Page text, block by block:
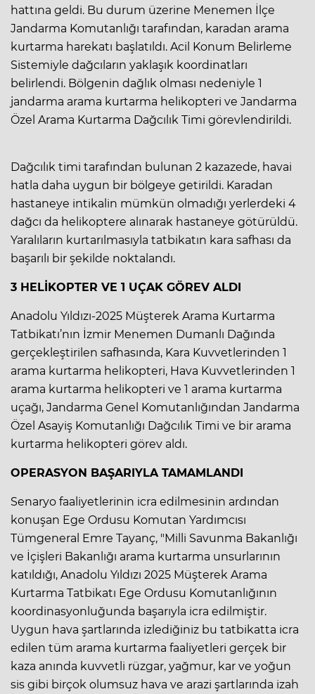
hattına geldi. Bu durum üzerine Menemen İlçe
Jandarma Komutanlığı tarafından, karadan arama
kurtarma harekatı başlatıldı. Acil Konum Belirleme
Sistemiyle dağcıların yaklaşık koordinatları
belirlendi. Bölgenin dağlık olması nedeniyle 1
jandarma arama kurtarma helikopteri ve Jandarma
Özel Arama Kurtarma Dağcılık Timi görevlendirildi.
Dağcılık timi tarafından bulunan 2 kazazede, havai
hatla daha uygun bir bölgeye getirildi. Karadan
hastaneye intikalin mümkün olmadığı yerlerdeki 4
dağcı da helikoptere alınarak hastaneye götürüldü.
Yaralıların kurtarılmasıyla tatbikatın kara safhası da
başarılı bir şekilde noktalandı.
3 HELİKOPTER VE 1 UÇAK GÖREV ALDI
Anadolu Yıldızı-2025 Müşterek Arama Kurtarma
Tatbikatı’nın İzmir Menemen Dumanlı Dağında
gerçekleştirilen safhasında, Kara Kuvvetlerinden 1
arama kurtarma helikopteri, Hava Kuvvetlerinden 1
arama kurtarma helikopteri ve 1 arama kurtarma
uçağı, Jandarma Genel Komutanlığından Jandarma
Özel Asayiş Komutanlığı Dağcılık Timi ve bir arama
kurtarma helikopteri görev aldı.
OPERASYON BAŞARIYLA TAMAMLANDI
Senaryo faaliyetlerinin icra edilmesinin ardından
konuşan Ege Ordusu Komutan Yardımcısı
Tümgeneral Emre Tayanç, "Milli Savunma Bakanlığı
ve İçişleri Bakanlığı arama kurtarma unsurlarının
katıldığı, Anadolu Yıldızı 2025 Müşterek Arama
Kurtarma Tatbikatı Ege Ordusu Komutanlığının
koordinasyonluğunda başarıyla icra edilmiştir.
Uygun hava şartlarında izlediğiniz bu tatbikatta icra
edilen tüm arama kurtarma faaliyetleri gerçek bir
kaza anında kuvvetli rüzgar, yağmur, kar ve yoğun
sis gibi birçok olumsuz hava ve arazi şartlarında izah